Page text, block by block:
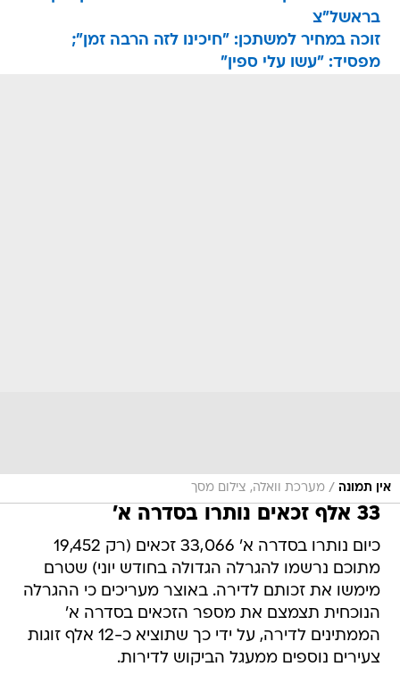
בראשל"צ
זוכה במחיר למשתכן: "חיכינו לזה הרבה זמן";
מפסיד: "עשו עלי ספין"
אין תמונה / מערכת וואלה, צילום מסך
33 אלף זכאים נותרו בסדרה א'
כיום נותרו בסדרה א' 33,066 זכאים (רק 19,452
מתוכם נרשמו להגרלה הגדולה בחודש יוני) שטרם
מימשו את זכותם לדירה. באוצר מעריכים כי ההגרלה
הנוכחית תצמצם את מספר הזכאים בסדרה א'
הממתינים לדירה, על ידי כך שתוציא כ-12 אלף זוגות
צעירים נוספים ממעגל הביקוש לדירות.